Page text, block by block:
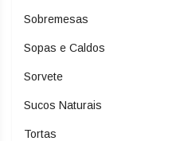
Sobremesas
Sopas e Caldos
Sorvete
Sucos Naturais
Tortas